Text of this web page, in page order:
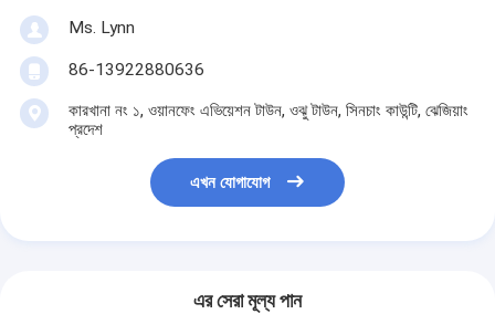
Ms. Lynn
86-13922880636
কারখানা নং ১, ওয়ানফেং এভিয়েশন টাউন, ওঝু টাউন, সিনচাং কাউন্টি, ঝেজিয়াং
প্রদেশ
এখন যোগাযোগ
এর সেরা মূল্য পান